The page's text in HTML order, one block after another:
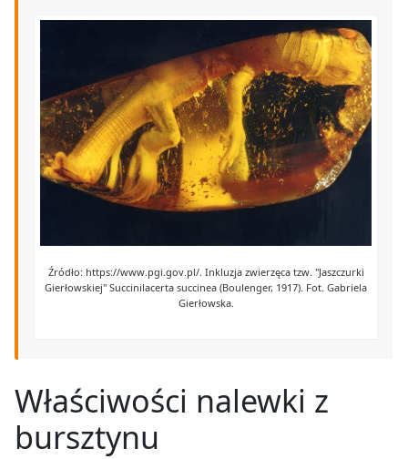
Źródło: https://www.pgi.gov.pl/. Inkluzja zwierzęca tzw. "Jaszczurki
Gierłowskiej" Succinilacerta succinea (Boulenger, 1917). Fot. Gabriela
Gierłowska.
Właściwości nalewki z
bursztynu